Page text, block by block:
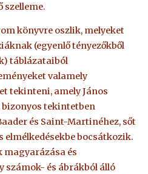
szelleme.
könyvre oszlik, melyeket
(egyenlő tényezőkből
táblázataiból
valamely
tekinteni, amely János
tekintetben
és Saint-Martinéhez, sőt
elmélkedésekbe bocsátkozik.
magyarázása és
számok- és ábrákból álló